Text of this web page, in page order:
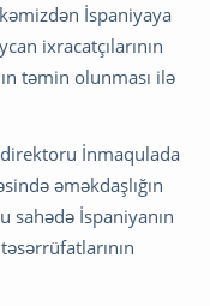
İspaniyaya
ixracatçılarının
təmin olunması ilə
direktoru İnmaqulada
əməkdaşlığın
sahədə İspaniyanın